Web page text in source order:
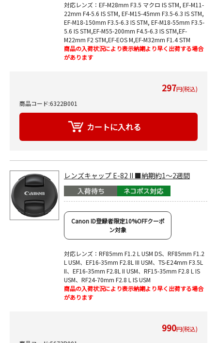
対応レンズ：EF-M28mm F3.5 マクロ IS STM, EF-M11-
22mm F4-5.6 IS STM, EF-M15-45mm F3.5-6.3 IS STM,
EF-M18-150mm F3.5-6.3 IS STM, EF-M18-55mm F3.5-
5.6 IS STM,EF-M55-200mm F4.5-6.3 IS STM,EF-
M22mm F2 STM,EF-EOS M,EF-M32mm F1.4 STM
商品の入荷状況により表示納期より早く出荷する場合
があります
297円(税込)
商品コード:6322B001
レンズキャップ E-82 II ■納期約1～2週間
Canon ID登録者限定10%OFFクーポ
ン対象
対応レンズ：RF85mm F1.2 L USM DS、RF85mm F1.2
L USM、EF16-35mm F2.8L III USM、TS-E24mm F3.5L
II、EF16-35mm F2.8L II USM、RF15-35mm F2.8 L IS
USM、RF24-70mm F2.8 L IS USM
商品の入荷状況により表示納期より早く出荷する場合
があります
990円(税込)